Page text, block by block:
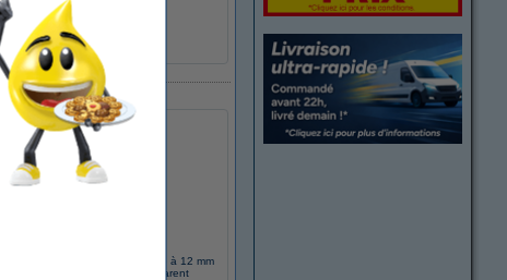
7.7 mètre
TC-103
Brother TC-102 'extrême' cassette à 12 mm
(d'origine) - rouge sur transparent